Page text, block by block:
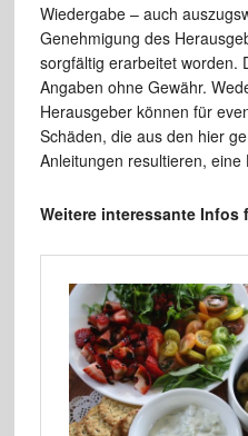
Wiedergabe – auch
Genehmigung des
sorgfältig erarbeitet worden.
Angaben ohne Gewähr.
Herausgeber können für
Schäden, die aus den hier
Anleitungen resultieren,
Weitere interessante Infos